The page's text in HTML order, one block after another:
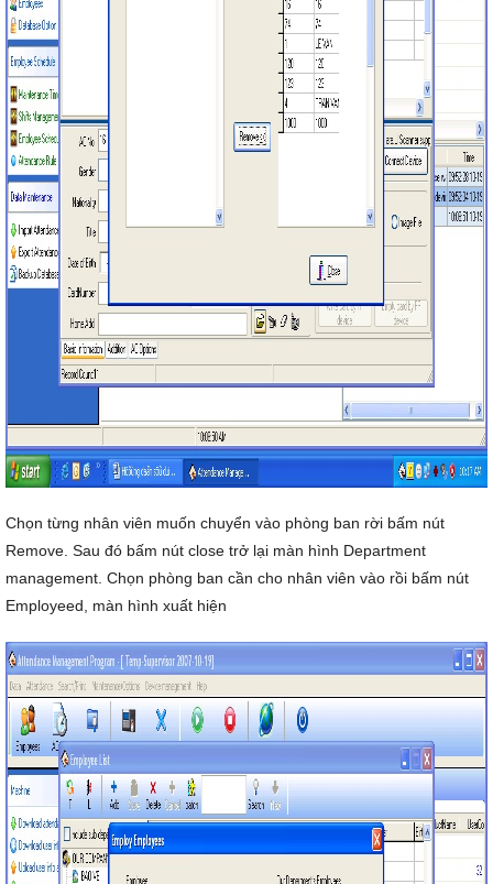
Chọn từng nhân viên muốn chuyển vào phòng ban rời bấm nút
Remove. Sau đó bấm nút close trở lại màn hình Department
management. Chọn phòng ban cần cho nhân viên vào rồi bấm nút
Employeed, màn hình xuất hiện